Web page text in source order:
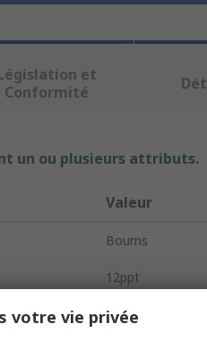
et
Conformité
un ou plusieurs attributs.
Valeur
Bourns
12ppt
Codeur rotatif
votre vie privée